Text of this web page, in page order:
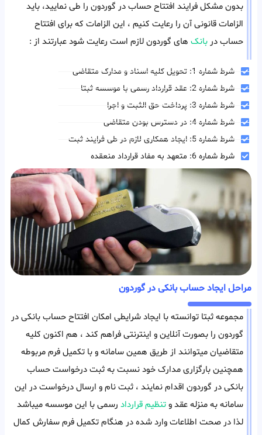
بدون مشکل فرایند افتتاح حساب در گوردون را طی نمایید، باید
الزامات قانونی آن را رعایت کنیم ، این الزامات که برای افتتاح
حساب در بانک های گوردون لازم است رعایت شود عبارتند از :
شرط شماره 1: تحویل کلیه اسناد و مدارک متقاضی
شرط شماره 2: عقد قرارداد رسمی با موسسه ثبتا
شرط شماره 3: پرداخت حق الثبت و اجرا
شرط شماره 4: در دسترس بودن متقاضی
شرط شماره 5: ایجاد همکاری لازم در طی فرایند ثبت
شرط شماره 6: متعهد به مفاد قرارداد منعقده
مراحل ایجاد حساب بانکی در گوردون
مجموعه ثبتا توانسته با ایجاد شرایطی امکان افتتاح حساب بانکی در
گوردون را بصورت آنلاین و اینترنتی فراهم کند ، هم اکنون کلیه
متقاضیان میتوانند از طریق همین سامانه و با تکمیل فرم مربوطه
همچنین بارگزاری مدارک خود نسبت به ثبت درخواست حساب
بانکی در گوردون اقدام نمایند ، ثبت نام و ارسال درخواست در این
سامانه به منزله عقد وتنظیم قرارداد رسمی با این موسسه میباشد
لذا در صحت اطلاعات وارد شده در هنگام تکمیل فرم سفارش کمال